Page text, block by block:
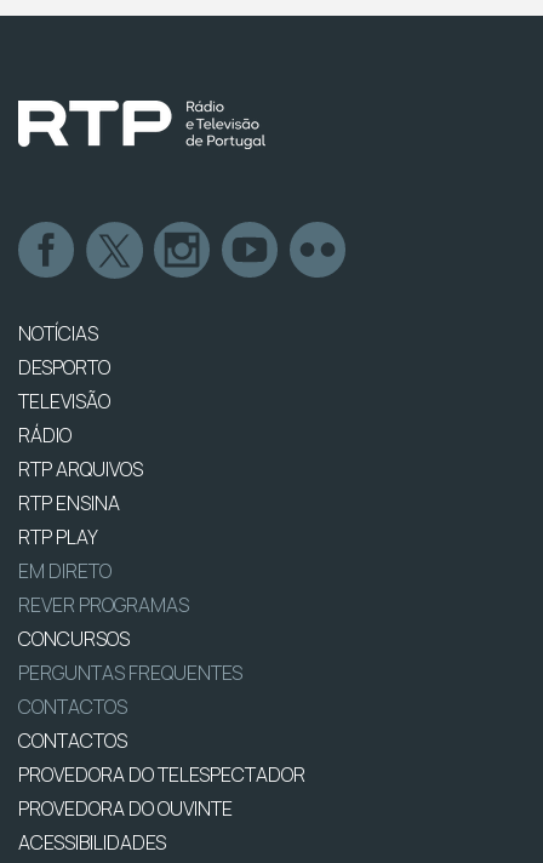
NOTÍCIAS
DESPORTO
TELEVISÃO
RÁDIO
RTP ARQUIVOS
RTP ENSINA
RTP PLAY
EM DIRETO
REVER PROGRAMAS
CONCURSOS
PERGUNTAS FREQUENTES
CONTACTOS
CONTACTOS
PROVEDORA DO TELESPECTADOR
PROVEDORA DO OUVINTE
ACESSIBILIDADES